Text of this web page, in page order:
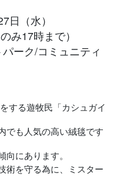
日（水）
み17時まで）
ーク/コミュニティ
する遊牧民「カシュガイ
も人気の高い絨毯です
にあります。
術を守る為に、ミスター